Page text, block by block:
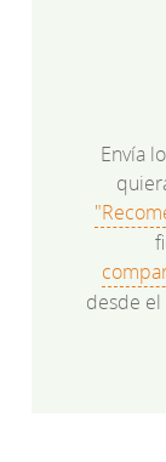
Envía
desde el